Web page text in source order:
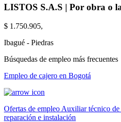
LISTOS S.A.S | Por obra o
$ 1.750.905,
Ibagué - Piedras
Búsquedas de empleo más frecuentes
Empleo de cajero en Bogotá
Ofertas de empleo Auxiliar técnico de
reparación e instalación